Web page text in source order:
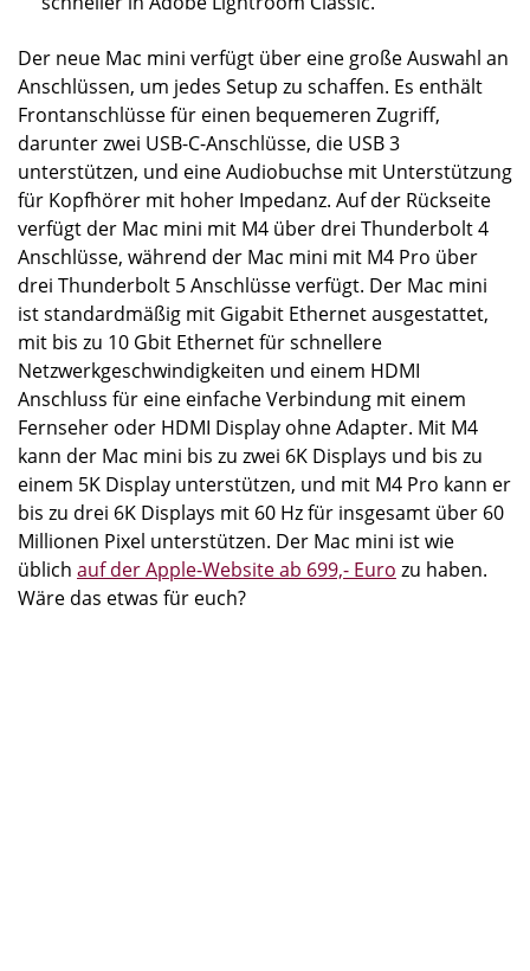
Der neue Mac mini verfügt über eine große Auswahl an
Anschlüssen, um jedes Setup zu schaffen. Es enthält
Frontanschlüsse für einen bequemeren Zugriff,
darunter zwei USB-C-Anschlüsse, die USB 3
unterstützen, und eine Audiobuchse mit Unterstützung
für Kopfhörer mit hoher Impedanz. Auf der Rückseite
verfügt der Mac mini mit M4 über drei Thunderbolt 4
Anschlüsse, während der Mac mini mit M4 Pro über
drei Thunderbolt 5 Anschlüsse verfügt. Der Mac mini
ist standardmäßig mit Gigabit Ethernet ausgestattet,
mit bis zu 10 Gbit Ethernet für schnellere
Netzwerkgeschwindigkeiten und einem HDMI
Anschluss für eine einfache Verbindung mit einem
Fernseher oder HDMI Display ohne Adapter. Mit M4
kann der Mac mini bis zu zwei 6K Displays und bis zu
einem 5K Display unterstützen, und mit M4 Pro kann er
bis zu drei 6K Displays mit 60 Hz für insgesamt über 60
Millionen Pixel unterstützen. Der Mac mini ist wie
üblich auf der Apple-Website ab 699,- Euro zu haben.
Wäre das etwas für euch?